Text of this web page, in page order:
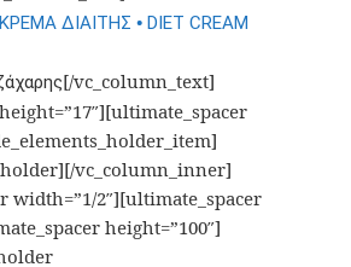
ΚΡΕΜΑ ΔΙΑΙΤΗΣ •DIET CREAM
[/vc_column_text]
vc_column_inner]
width=”1/2″][ultimate_spacer
height=”100″]